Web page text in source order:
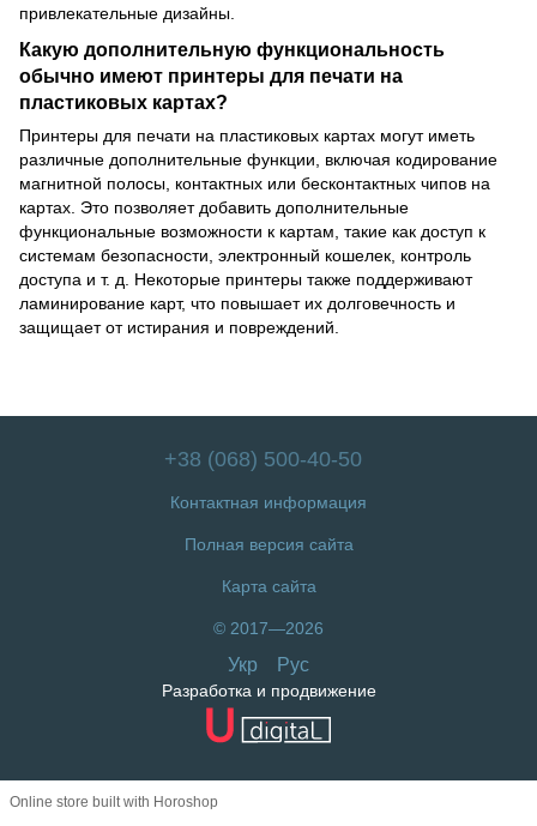
привлекательные дизайны.
Какую дополнительную функциональность
обычно имеют принтеры для печати на
пластиковых картах?
Принтеры для печати на пластиковых картах могут иметь
различные дополнительные функции, включая кодирование
магнитной полосы, контактных или бесконтактных чипов на
картах. Это позволяет добавить дополнительные
функциональные возможности к картам, такие как доступ к
системам безопасности, электронный кошелек, контроль
доступа и т. д. Некоторые принтеры также поддерживают
ламинирование карт, что повышает их долговечность и
защищает от истирания и повреждений.
+38 (068) 500-40-50
Контактная информация
Полная версия сайта
Карта сайта
© 2017—2026
Укр Рус
Разработка и продвижение
Online store built with Horoshop